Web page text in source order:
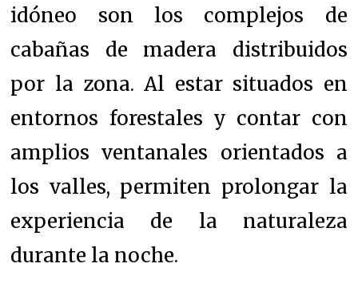
idóneo son los complejos de
cabañas de madera distribuidos
por la zona. Al estar situados en
entornos forestales y contar con
amplios ventanales orientados a
los valles, permiten prolongar la
experiencia de la naturaleza
durante la noche.